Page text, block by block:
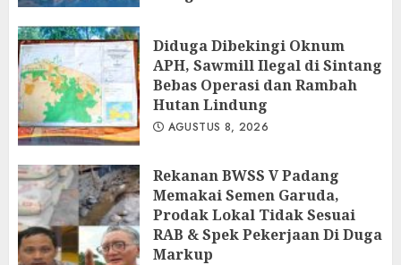
Diduga Dibekingi Oknum
APH, Sawmill Ilegal di Sintang
Bebas Operasi dan Rambah
Hutan Lindung
AGUSTUS 8, 2026
Rekanan BWSS V Padang
Memakai Semen Garuda,
Prodak Lokal Tidak Sesuai
RAB & Spek Pekerjaan Di Duga
Markup